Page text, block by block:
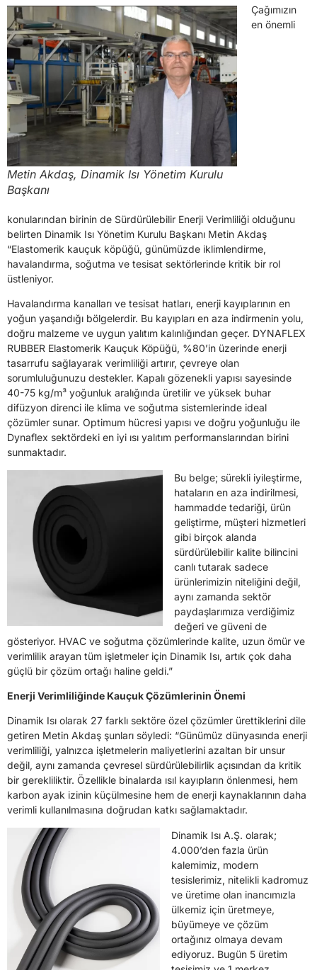
Metin Akdaş, Dinamik Isı Yönetim Kurulu
Başkanı
Çağımızın
en önemli
konularından birinin de Sürdürülebilir Enerji Verimliliği olduğunu
belirten Dinamik Isı Yönetim Kurulu Başkanı Metin Akdaş
“Elastomerik kauçuk köpüğü, günümüzde iklimlendirme,
havalandırma, soğutma ve tesisat sektörlerinde kritik bir rol
üstleniyor.
Havalandırma kanalları ve tesisat hatları, enerji kayıplarının en
yoğun yaşandığı bölgelerdir. Bu kayıpları en aza indirmenin yolu,
doğru malzeme ve uygun yalıtım kalınlığından geçer. DYNAFLEX
RUBBER Elastomerik Kauçuk Köpüğü, %80’in üzerinde enerji
tasarrufu sağlayarak verimliliği artırır, çevreye olan
sorumluluğunuzu destekler. Kapalı gözenekli yapısı sayesinde
40-75 kg/m³ yoğunluk aralığında üretilir ve yüksek buhar
difüzyon direnci ile klima ve soğutma sistemlerinde ideal
çözümler sunar. Optimum hücresi yapısı ve doğru yoğunluğu ile
Dynaflex sektördeki en iyi ısı yalıtım performanslarından birini
sunmaktadır.
Bu belge; sürekli iyileştirme,
hataların en aza indirilmesi,
hammadde tedariği, ürün
geliştirme, müşteri hizmetleri
gibi birçok alanda
sürdürülebilir kalite bilincini
canlı tutarak sadece
ürünlerimizin niteliğini değil,
aynı zamanda sektör
paydaşlarımıza verdiğimiz
değeri ve güveni de
gösteriyor. HVAC ve soğutma çözümlerinde kalite, uzun ömür ve
verimlilik arayan tüm işletmeler için Dinamik Isı, artık çok daha
güçlü bir çözüm ortağı haline geldi.”
Enerji Verimliliğinde Kauçuk Çözümlerinin Önemi
Dinamik Isı olarak 27 farklı sektöre özel çözümler ürettiklerini dile
getiren Metin Akdaş şunları söyledi: “Günümüz dünyasında enerji
verimliliği, yalnızca işletmelerin maliyetlerini azaltan bir unsur
değil, aynı zamanda çevresel sürdürülebilirlik açısından da kritik
bir gerekliliktir. Özellikle binalarda ısıl kayıpların önlenmesi, hem
karbon ayak izinin küçülmesine hem de enerji kaynaklarının daha
verimli kullanılmasına doğrudan katkı sağlamaktadır.
Dinamik Isı A.Ş. olarak;
4.000’den fazla ürün
kalemimiz, modern
tesislerimiz, nitelikli kadromuz
ve üretime olan inancımızla
ülkemiz için üretmeye,
büyümeye ve çözüm
ortağınız olmaya devam
ediyoruz. Bugün 5 üretim